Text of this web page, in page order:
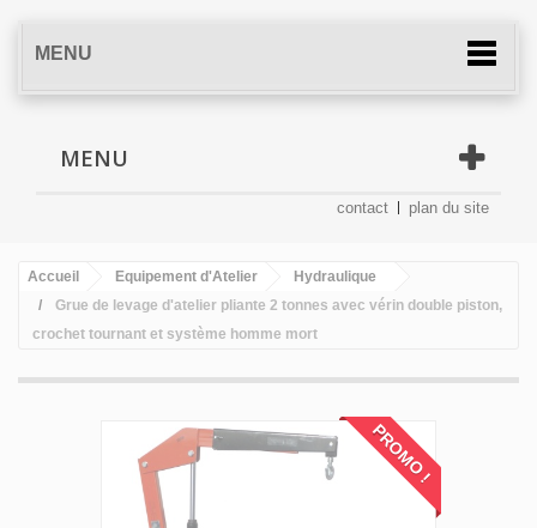
MENU
MENU
contact plan du site
Accueil Equipement d'Atelier
Hydraulique
Grue de levage d'atelier pliante 2 tonnes avec vérin double piston,
crochet tournant et système homme mort
PROMO !